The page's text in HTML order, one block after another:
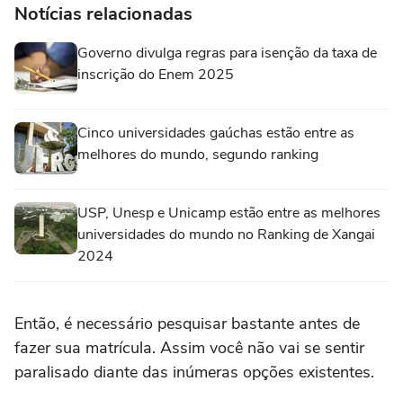
Notícias relacionadas
Governo divulga regras para isenção da taxa de
inscrição do Enem 2025
Cinco universidades gaúchas estão entre as
melhores do mundo, segundo ranking
USP, Unesp e Unicamp estão entre as melhores
universidades do mundo no Ranking de Xangai
2024
Então, é necessário pesquisar bastante antes de
fazer sua matrícula. Assim você não vai se sentir
paralisado diante das inúmeras opções existentes.